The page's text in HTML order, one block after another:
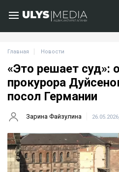
Главная Новости
«Это решает суд»:
прокурора
посол Германии
Зарина Файзулина